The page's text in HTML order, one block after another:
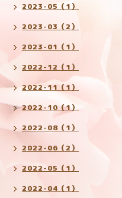
2023-05（1）
2023-03（2）
2023-01（1）
2022-12（1）
2022-11（1）
2022-10（1）
2022-08（1）
2022-06（2）
2022-05（1）
2022-04（1）